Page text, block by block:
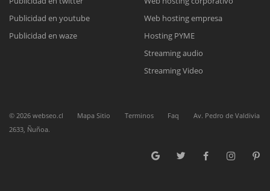
Complete el formulario y nos contactaremos a la brevedad.
Todos nuestros ejecutivos están fuera de línea. Complete el formulario
para enviarnos un correo electrónico con sus datos personales.
Publicidad en youtube
Publicidad en waze
Web hosting empresa
Hosting PYME
Streaming audio
Streaming Video
© 2026 webseo.cl Mapa Sitio Terminos Faq
Av. Pedro de Valdivia
2633, Ñuñoa.